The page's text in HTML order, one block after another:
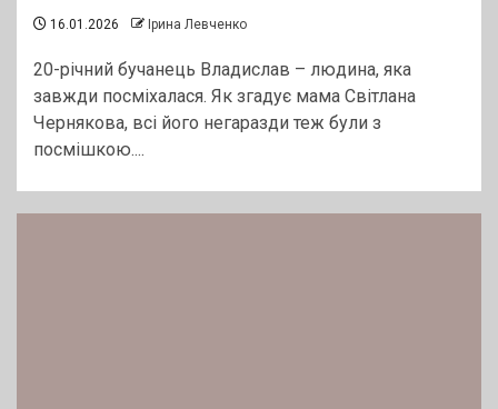
16.01.2026 Ірина Левченко
20-річний бучанець Владислав – людина, яка
завжди посміхалася. Як згадує мама Світлана
Чернякова, всі його негаразди теж були з
посмішкою....